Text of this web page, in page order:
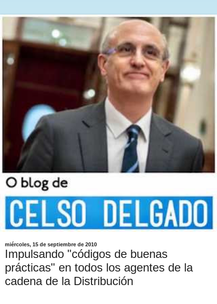
miércoles, 15 de septiembre de 2010
Impulsando "códigos de buenas
prácticas" en todos los agentes de la
cadena de la Distribución